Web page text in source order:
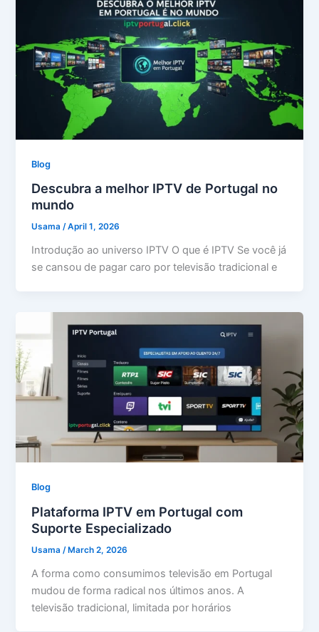
Blog
Descubra a melhor IPTV de Portugal no
mundo
Usama/April 1, 2026
Introdução ao universo IPTV O que é IPTV Se você já
se cansou de pagar caro por televisão tradicional e
Blog
Plataforma IPTV em Portugal com
Suporte Especializado
Usama /March 2, 2026
A forma como consumimos televisão em Portugal
mudou de forma radical nos últimos anos. A
televisão tradicional, limitada por horários